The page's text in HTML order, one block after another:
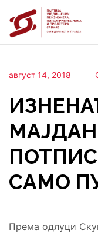
август 14, 2018
САМО
Према одлуци